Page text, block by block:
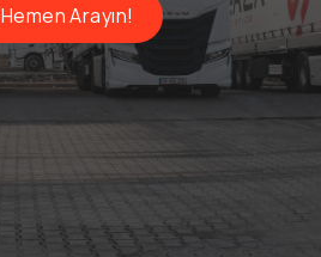
Hemen Arayın!